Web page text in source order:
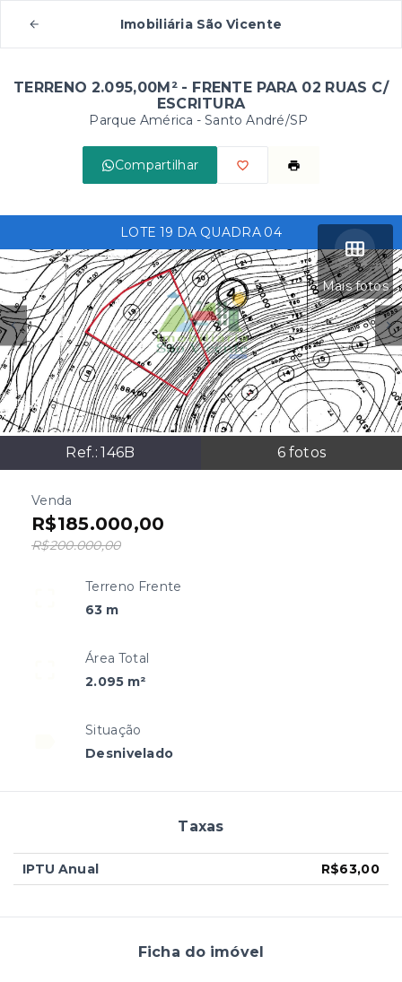
Imobiliária São Vicente
TERRENO 2.095,00M² - FRENTE PARA 02 RUAS C/
ESCRITURA
Parque América - Santo André/SP
Compartilhar
Mais fotos
Ref.:146B 6 fotos
LOTE 19 DA QUADRA 04
Venda
R$185.000,00
R$200.000,00
Terreno Frente
63 m
Área Total
2.095 m²
Situação
Desnivelado
Taxas
IPTU Anual R$63,00
Ficha do imóvel